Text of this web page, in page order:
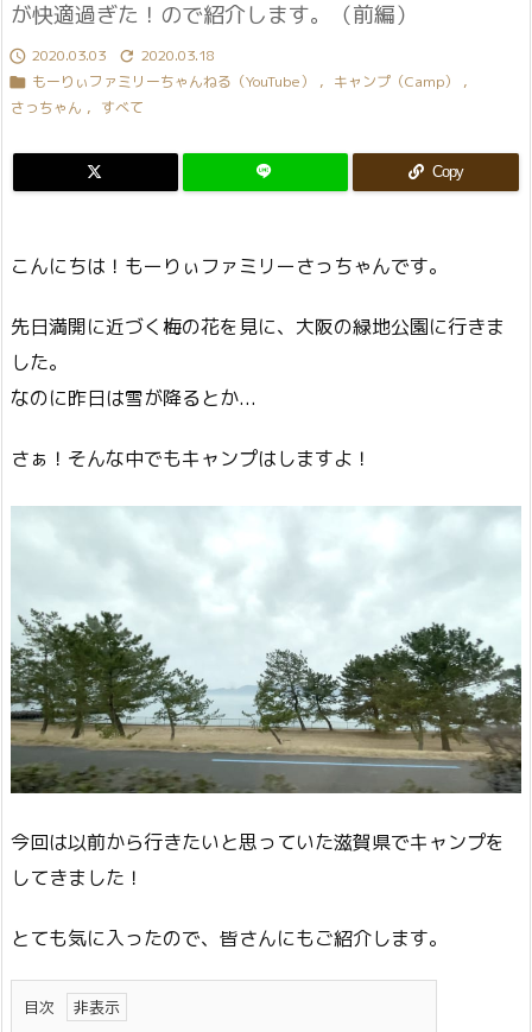
が快適過ぎた！ので紹介します。（前編）
 2020.03.03  2020.03.18
 もーりぃファミリーちゃんねる（YouTube） , キャンプ（Camp）
,
さっちゃん , すべて
Copy
こんにちは！もーりぃファミリーさっちゃんです。
先日満開に近づく梅の花を見に、大阪の緑地公園に行きま
した。
なのに昨日は雪が降るとか...
さぁ！そんな中でもキャンプはしますよ！
今回は以前から行きたいと思っていた滋賀県でキャンプを
してきました！
とても気に入ったので、皆さんにもご紹介します。
目次